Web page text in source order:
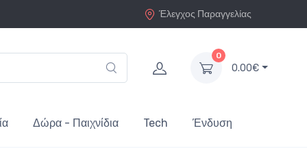
Έλεγχος Παραγγελίας
0
0.00€
Δώρα - Παιχνίδια Tech Ένδυση